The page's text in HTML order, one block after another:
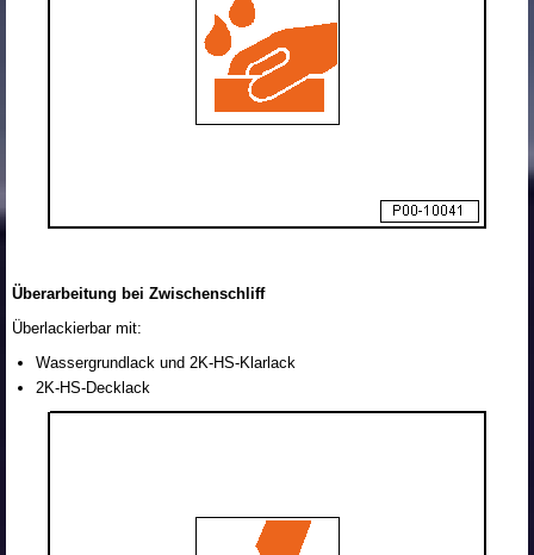
Überarbeitung bei Zwischenschliff
Überlackierbar mit:
Wassergrundlack und 2K-HS-Klarlack
2K-HS-Decklack